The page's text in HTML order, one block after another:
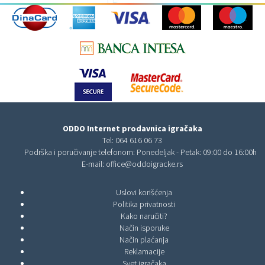
ODDO Internet prodavnica igračaka
Tel: 064 616 06 73
Podrška i poručivanje telefonom: Ponedeljak - Petak: 09:00 do 16:00h
E-mail: office@oddoigracke.rs
Uslovi korišćenja
Politika privatnosti
Kako naručiti?
Način isporuke
Način plaćanja
Reklamacije